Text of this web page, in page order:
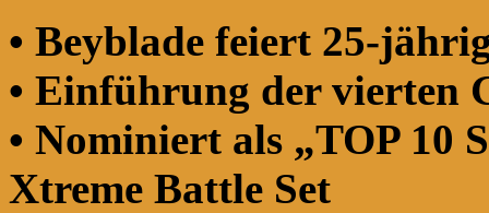
• Beyblade feiert 25-
• Einführung der vierten
• Nominiert als „TOP 10
Xtreme Battle Set